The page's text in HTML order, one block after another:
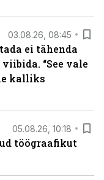
03.08.26, 08:45
ei tähenda
“See vale
kalliks
05.08.26, 10:18
töögraafikut